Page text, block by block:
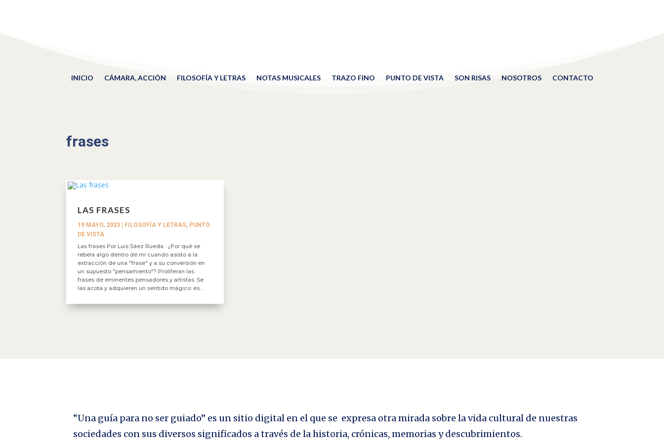
INICIO CÁMARA, ACCIÓN FILOSOFÍA Y LETRAS NOTAS MUSICALES TRAZO FINO PUNTO DE VISTA SON RISAS NOSOTROS CONTACTO
frases
LAS FRASES
19 MAYO, 2023 FILOSOFÍA Y LETRAS, PUNTO
DE VISTA
Las frases Por Luis Sáez Rueda . ¿Por qué se
rebela algo dentro de mí cuando asisto a la
extracción de una "frase" y a su conversión en
un supuesto "pensamiento"? Proliferan las
frases de eminentes pensadores y artistas. Se
las acota y adquieren un sentido mágico: es...
“Una guía para no ser guiado” es un sitio digital en el que se expresa otra mirada sobre la vida cultural de nuestras
sociedades con sus diversos significados a través de la historia, crónicas, memorias y descubrimientos.